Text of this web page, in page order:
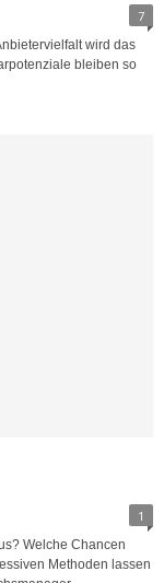
7
wird das
bleiben so
1
Welche Chancen
Methoden lassen